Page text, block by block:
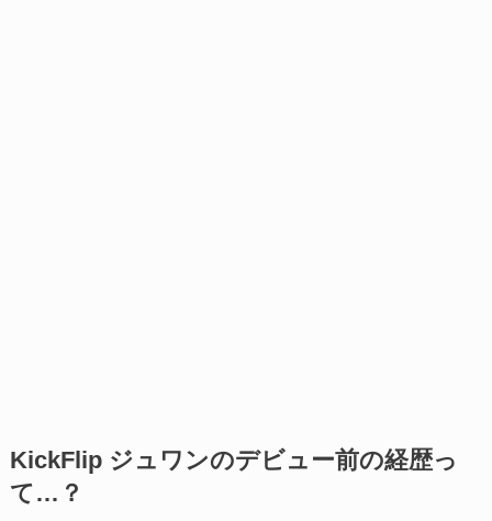
KickFlip ジュワンのデビュー前の経歴っ
て…？